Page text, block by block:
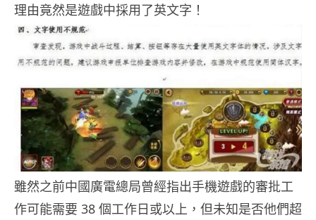
理由竟然是遊戲中採用了英文字！
雖然之前中國廣電總局曾經指出手機遊戲的審批工
作可能需要 38 個工作日或以上，但未知是否他們超